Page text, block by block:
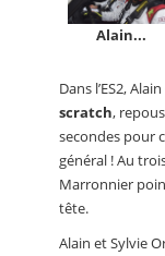
Alain...
Dans l’ES2,
scratch,
secondes pour
général ! Au
Marronnier
tête.
Alain et Sylvie